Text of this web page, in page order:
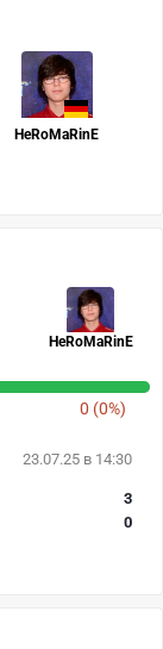
HeRoMaRinE
HeRoMaRinE
0 (0%)
23.07.25 в 14:30
3
0